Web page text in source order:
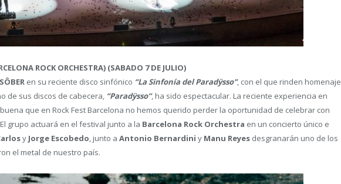
ROCK ORCHESTRA) (SABADO 7 DE JULIO)
SÔBER en su reciente disco sinfónico “La Sinfonía del Paradÿsso”, con el que rinden homenaje
de sus discos de cabecera, “Paradÿsso”, ha sido espectacular. La reciente experiencia en
que en Rock Fest Barcelona no hemos querido perder la oportunidad de celebrar con
grupo actuará en el festival junto a la Barcelona Rock Orchestra en un concierto único e
y Jorge Escobedo, junto a Antonio Bernardini y Manu Reyes desgranarán uno de los
el metal de nuestro país.